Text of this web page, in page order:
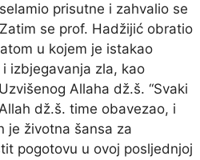
prisutne i zahvalio se
se prof. Hadžijić obratio
u kojem je istakao
izbjegavanja zla, kao
Allaha dž.š. “Svaki
dž.š. time obavezao, i
je životna šansa za
pogotovu u ovoj posljednjoj